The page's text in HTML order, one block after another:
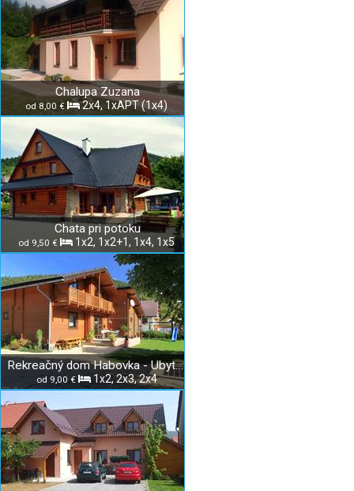
Chalupa Zuzana
od 8,00 € 2x4, 1xAPT (1x4)
Chata pri potoku
od 9,50 € 1x2, 1x2+1, 1x4, 1x5
Rekreačný dom Habovka - Ubytovanie u Jandurových
od 9,00 € 1x2, 2x3, 2x4